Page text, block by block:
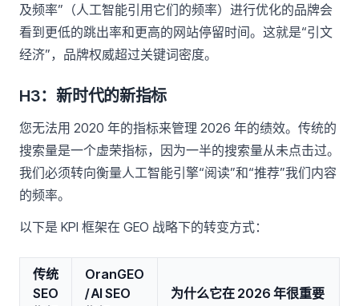
及频率”（人工智能引用它们的频率）进行优化的品牌会
看到更低的跳出率和更高的网站停留时间。这就是“引文
经济”，品牌权威超过关键词密度。
H3：新时代的新指标
您无法用 2020 年的指标来管理 2026 年的绩效。传统的
搜索量是一个虚荣指标，因为一半的搜索量从未点击过。
我们必须转向衡量人工智能引擎“阅读”和“推荐”我们内容
的频率。
以下是 KPI 框架在 GEO 战略下的转变方式：
传统
SEO
OranGEO
/ AI SEO
为什么它在 2026 年很重要